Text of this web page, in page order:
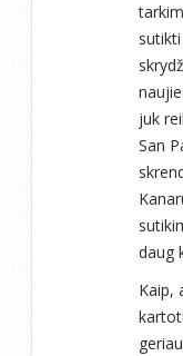
juk
San
daug
Kaip,